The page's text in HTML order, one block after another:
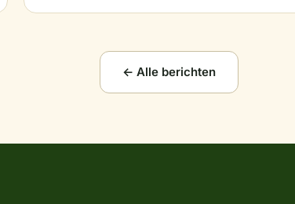
← Alle berichten